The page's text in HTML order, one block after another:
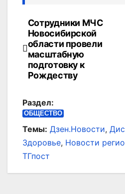
Навигация
по
записям
Сотрудники МЧС
Новосибирской
области провели
масштабную
подготовку к
Рождеству
Раздел:
ОБЩЕСТВО
Темы: Дзен.Новости,
Здоровье, Новости
ТГпост